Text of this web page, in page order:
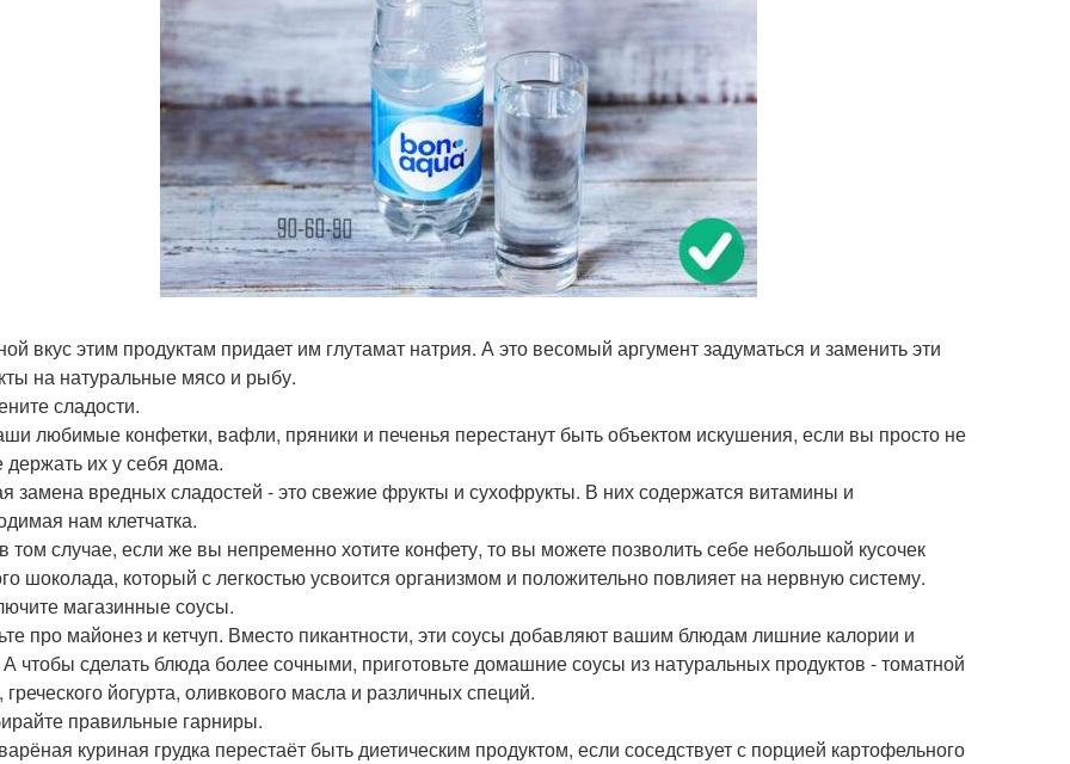
вкус этим продуктам придает им глутамат натрия. А это весомый аргумент задуматься и заменить эти
на натуральные мясо и рыбу.
сладости.
любимые конфетки, вафли, пряники и печенья перестанут быть объектом искушения, если вы просто не
держать их у себя дома.
замена вредных сладостей - это свежие фрукты и сухофрукты. В них содержатся витамины и
нам клетчатка.
том случае, если же вы непременно хотите конфету, то вы можете позволить себе небольшой кусочек
шоколада, который с легкостью усвоится организмом и положительно повлияет на нервную систему.
магазинные соусы.
про майонез и кетчуп. Вместо пикантности, эти соусы добавляют вашим блюдам лишние калории и
чтобы сделать блюда более сочными, приготовьте домашние соусы из натуральных продуктов - томатной
греческого йогурта, оливкового масла и различных специй.
правильные гарниры.
куриная грудка перестаёт быть диетическим продуктом, если соседствует с порцией картофельного